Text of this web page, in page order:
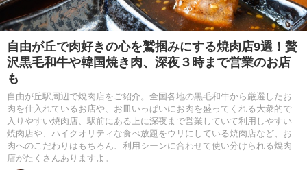
自由が丘で肉好きの心を鷲掴みにする焼肉店9選！贅
沢黒毛和牛や韓国焼き肉、深夜３時まで営業のお店
も
自由が丘駅周辺で焼肉店をご紹介。全国各地の黒毛和牛から厳選したお
肉を仕入れているお店や、お皿いっぱいにお肉を盛ってくれる大衆的で
入りやすい焼肉店、駅前にある上に深夜まで営業していて利用しやすい
焼肉店や、ハイクオリティな食べ放題をウリにしている焼肉店など、お
肉へのこだわりはもちろん、利用シーンに合わせて使い分けられる焼肉
店がたくさんありますよ。